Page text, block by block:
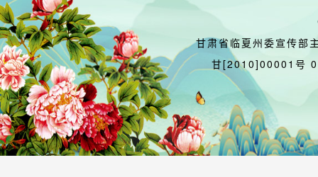
甘肃省临夏州委宣传部
甘[2010]00001号